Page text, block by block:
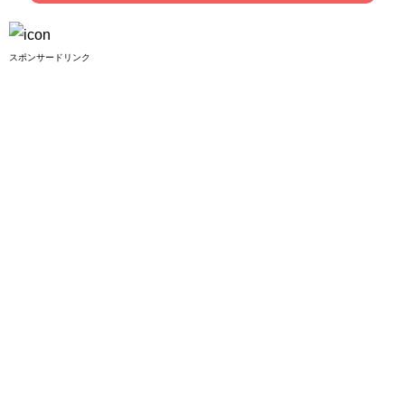
スポンサードリンク